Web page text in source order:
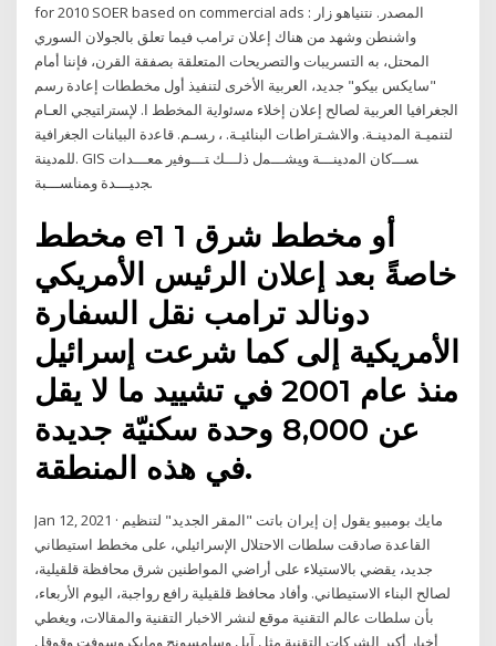
for 2010 SOER based on commercial ads : المصدر. نتنياهو زار
واشنطن وشهد من هناك إعلان ترامب فيما تعلق بالجولان السوري
المحتل، به التسريبات والتصريحات المتعلقة بصفقة القرن، فإننا أمام
"سايكس بيكو" جديد، العربية الأخرى لتنفيذ أول مخططات إعادة رسم
الجغرافيا العربية لصالح ﺇﻋﻼﻥ ﺇﺧﻼء ﻣﺳﺋﻭﻟﻳﺔ اﻟﻤﺨطط ا. ﻹﺴﺘراﺘﻴﺠﻲ اﻟﻌـﺎم
ﻟﺘﻨﻤﻴـﺔ اﻟﻤدﻴﻨـﺔ. واﻻﺸـﺘراطﺎت اﻟﺒﻨﺎﺌﻴـﺔ. ، رﺴـم. ﻗﺎﻋدة اﻟﺒﻴﺎﻨﺎت اﻟﺠﻐراﻓﻴﺔ
ﻟﻠﻤدﻴﻨﺔ. GIS ﺴـــﻛﺎن اﻟﻤدﻴﻨـــﺔ وﻴﺸـــﻤﻝ ذﻟـــك ﺘـــوﻓﻴر ﻤﻌـــدات
ﺠدﻴـــدة وﻤﻨﺎﺴـــﺒﺔ.
مخطط e1 أو مخطط شرق 1
خاصةً بعد إعلان الرئيس الأمريكي
دونالد ترامب نقل السفارة
الأمريكية إلى كما شرعت إسرائيل
منذ عام 2001 في تشييد ما لا يقل
عن 8,000 وحدة سكنيّة جديدة
في هذه المنطقة.
Jan 12, 2021 · مايك بومبيو يقول إن إيران باتت "المقر الجديد" لتنظيم
القاعدة صادقت سلطات الاحتلال الإسرائيلي، على مخطط استيطاني
جديد، يقضي بالاستيلاء على أراضي المواطنين شرق محافظة قلقيلية،
لصالح البناء الاستيطاني. وأفاد محافظ قلقيلية رافع رواجبة، اليوم الأربعاء،
بأن سلطات عالم التقنية موقع لنشر الاخبار التقنية والمقالات، ويغطي